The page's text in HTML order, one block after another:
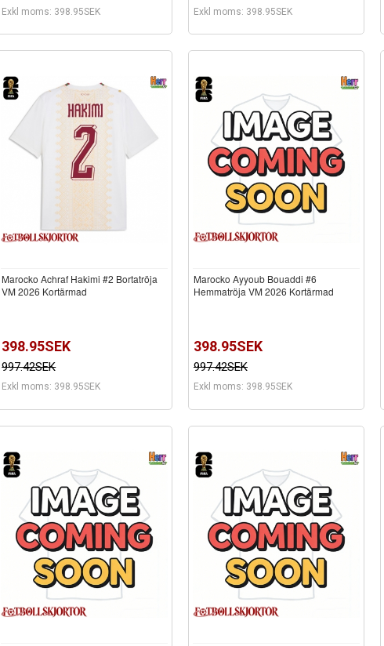
Exkl moms: 398.95SEK Exkl moms: 398.95SEK
Marocko Achraf Hakimi #2 Bortatröja
VM 2026 Kortärmad
398.95SEK
997.42SEK
Exkl moms: 398.95SEK
Marocko Ayyoub Bouaddi #6
Hemmatröja VM 2026 Kortärmad
398.95SEK
997.42SEK
Exkl moms: 398.95SEK